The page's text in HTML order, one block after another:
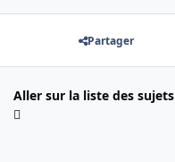
Partager
Aller sur la liste des sujets